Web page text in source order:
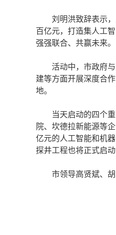
刘明洪致辞表示，
百亿元，打造集人工
强强联合、共赢未来。
活动中，市政府与
建等方面开展深度合
地。
当天启动的四个重
院、坎德拉新能源等
亿元的人工智能和机
探井工程也将正式启
市领导高贤斌、胡